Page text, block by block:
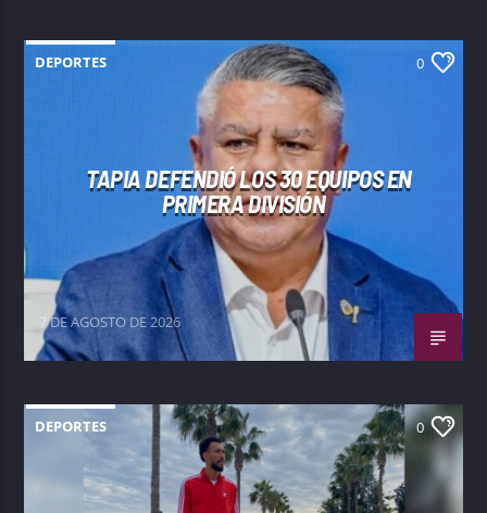
DEPORTES 0
TAPIA DEFENDIÓ LOS 30 EQUIPOS EN
PRIMERA DIVISIÓN
7 DE AGOSTO DE 2026
DEPORTES 0